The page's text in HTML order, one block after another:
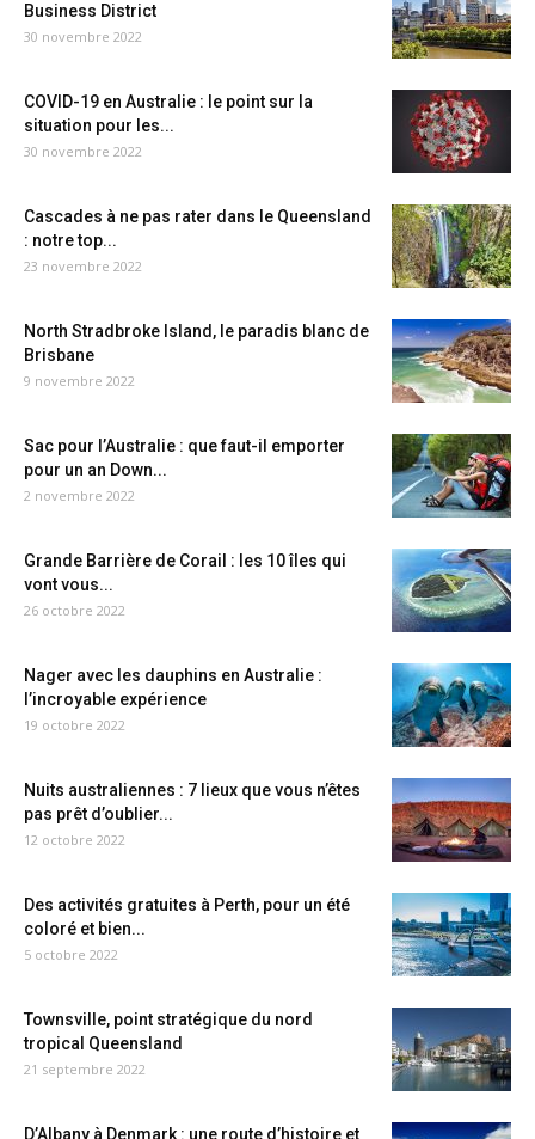
Business District
30 novembre 2022
COVID-19 en Australie : le point sur la
situation pour les...
30 novembre 2022
Cascades à ne pas rater dans le Queensland
: notre top...
23 novembre 2022
North Stradbroke Island, le paradis blanc de
Brisbane
9 novembre 2022
Sac pour l’Australie : que faut-il emporter
pour un an Down...
2 novembre 2022
Grande Barrière de Corail : les 10 îles qui
vont vous...
26 octobre 2022
Nager avec les dauphins en Australie :
l’incroyable expérience
19 octobre 2022
Nuits australiennes : 7 lieux que vous n’êtes
pas prêt d’oublier...
12 octobre 2022
Des activités gratuites à Perth, pour un été
coloré et bien...
5 octobre 2022
Townsville, point stratégique du nord
tropical Queensland
21 septembre 2022
D’Albany à Denmark : une route d’histoire et